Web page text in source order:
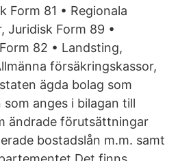
Form 81 • Regionala
Juridisk Form 89 •
82 • Landsting,
försäkringskassor,
ägda bolag som
anges i bilagan till
ändrade förutsättningar
bostadslån m.m. samt